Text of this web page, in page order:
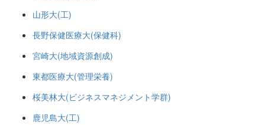
山形大(工)
長野保健医療大(保健科)
宮崎大(地域資源創成)
東都医療大(管理栄養)
桜美林大(ビジネスマネジメント学群)
鹿児島大(工)